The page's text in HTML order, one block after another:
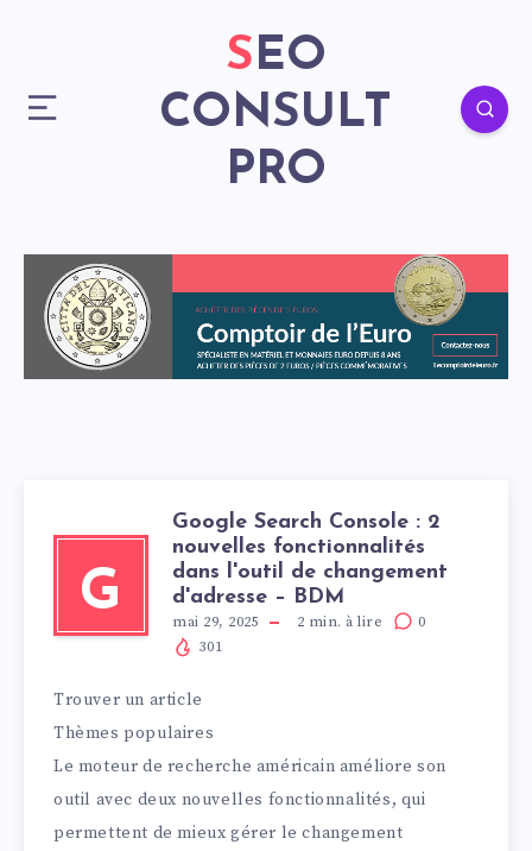
SEO
CONSULT
PRO
G
Google Search Console : 2
nouvelles fonctionnalités
dans l'outil de changement
d'adresse – BDM
mai 29, 2025 2 min. à lire
0
301
Trouver un article
Thèmes populaires
Le moteur de recherche américain améliore son
outil avec deux nouvelles fonctionnalités, qui
permettent de mieux gérer le changement